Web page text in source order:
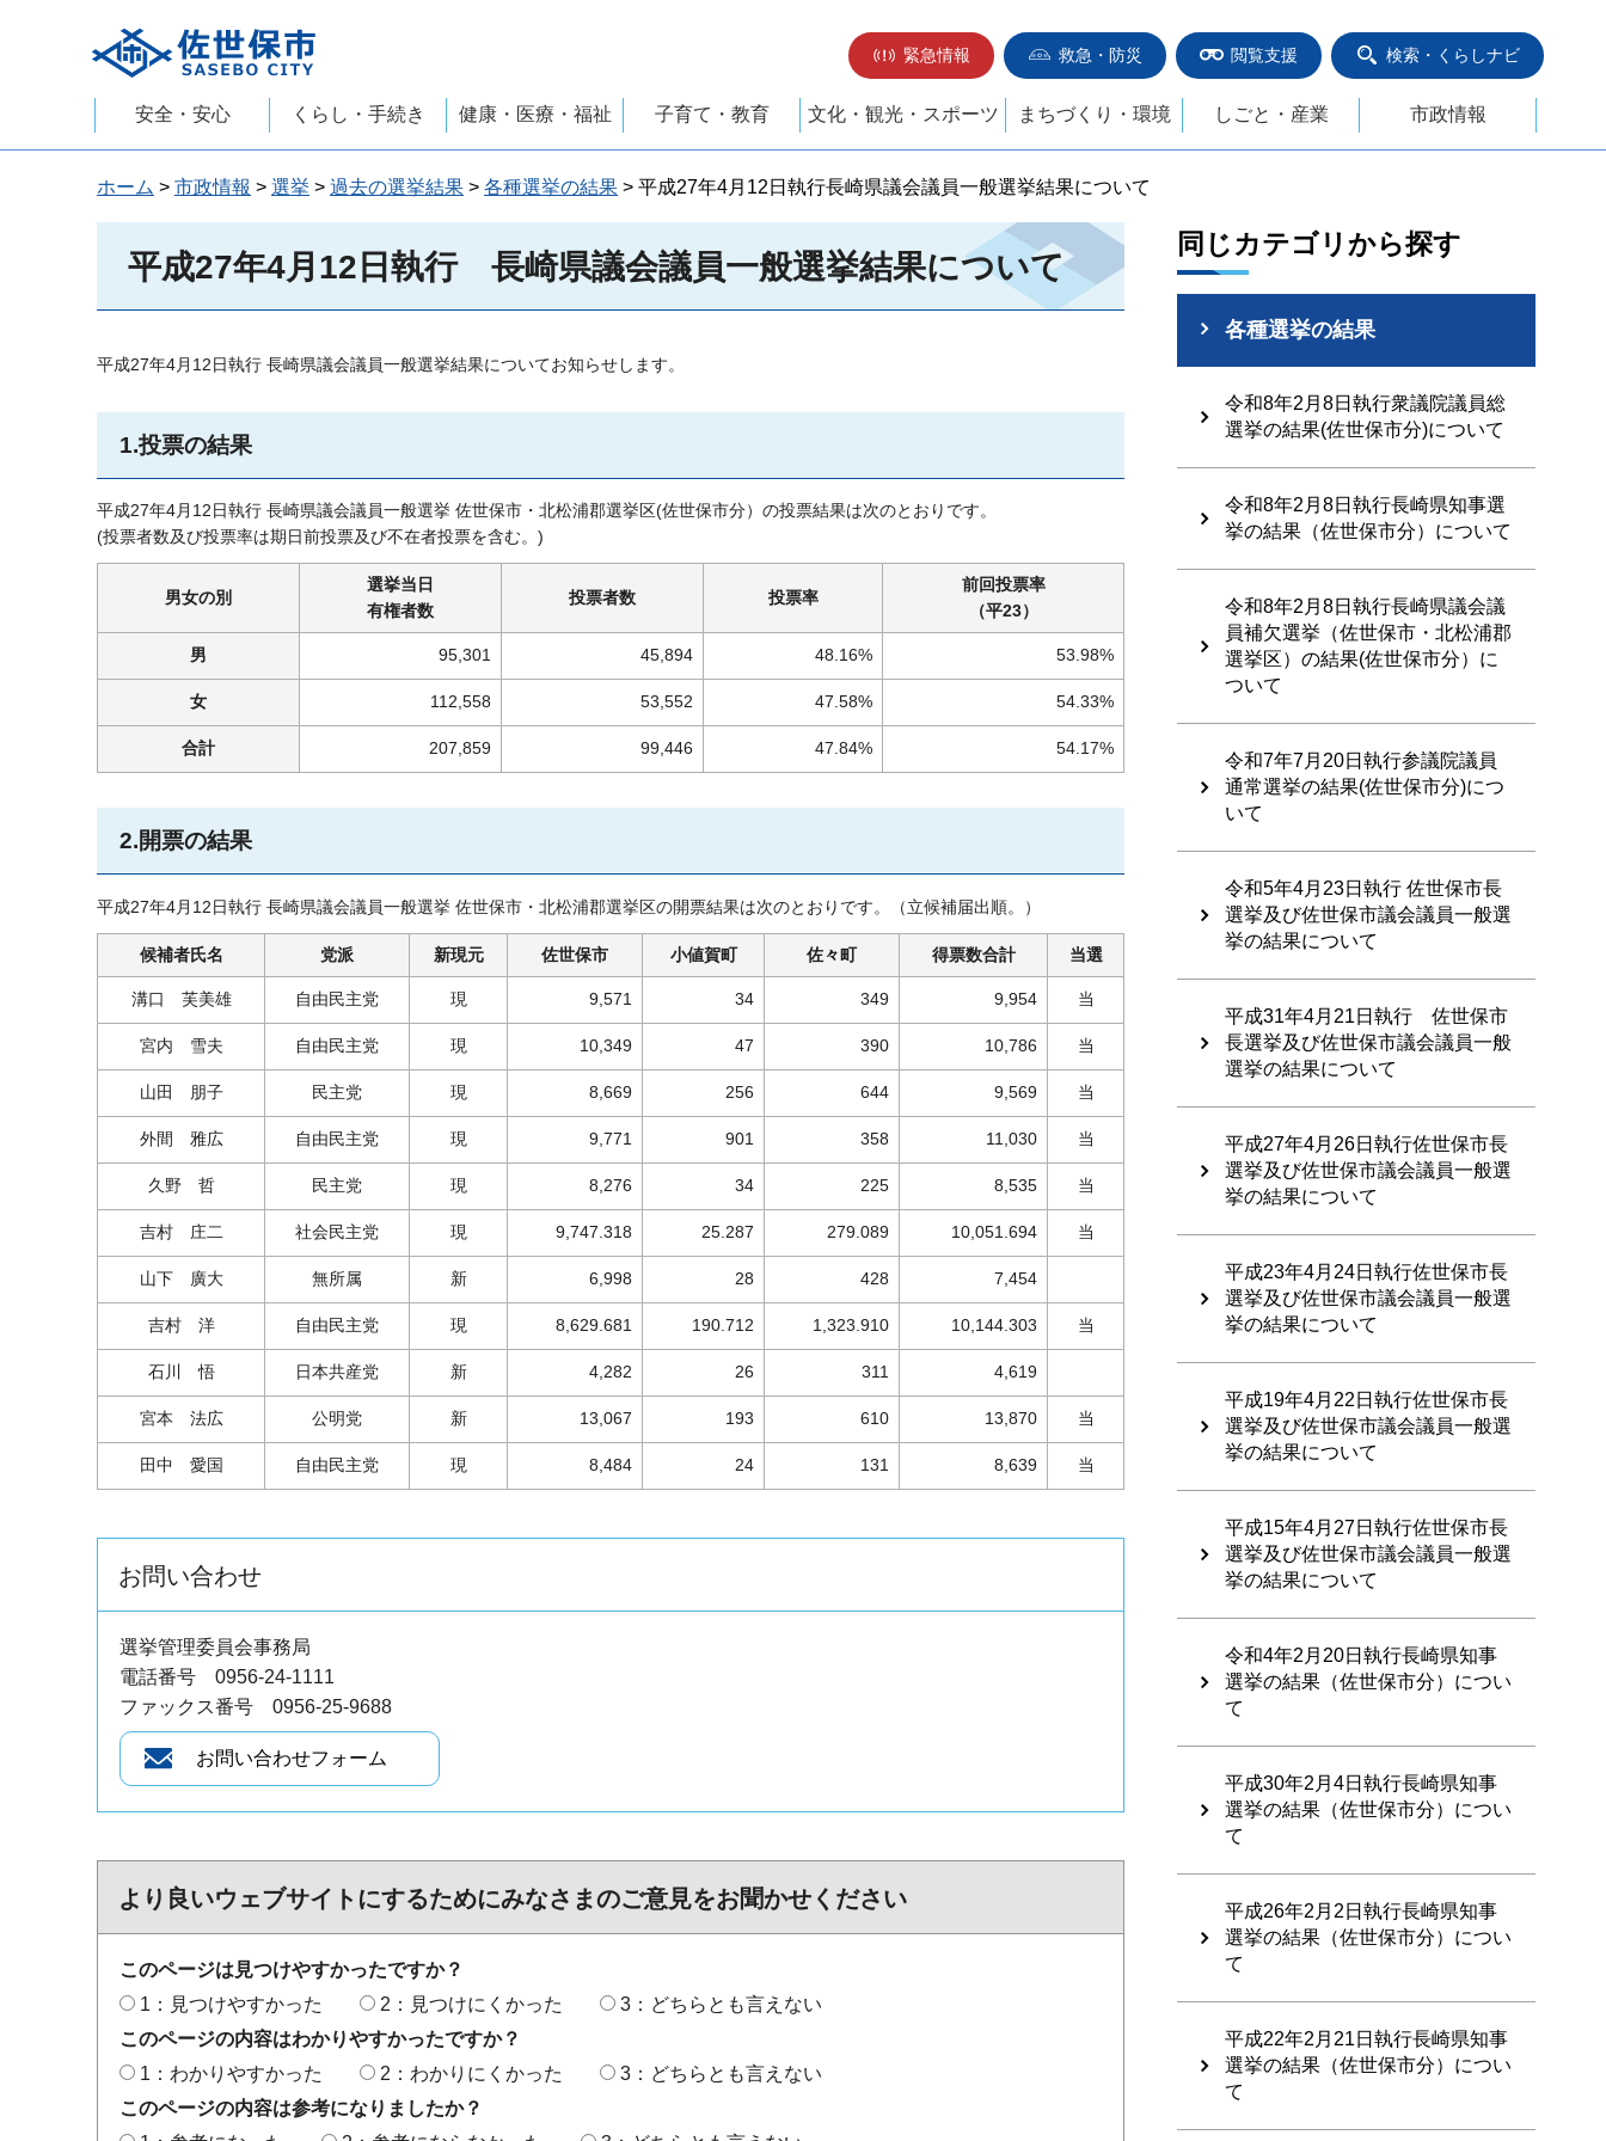
佐世保市
緊急情報
救急・防災 閲覧支援 検索・くらしナビ
安全・安心 くらし・手続き 健康・医療・福祉 子育て・教育 文化・観光・スポーツ まちづくり・環境 しごと・産業 市政情報
ホーム > 市政情報 > 選挙 > 過去の選挙結果 > 各種選挙の結果 > 平成27年4月12日執行長崎県議会議員一般選挙結果について
平成27年4月12日執行 長崎県議会議員一般選挙結果について
平成27年4月12日執行 長崎県議会議員一般選挙結果についてお知らせします。
1.投票の結果
平成27年4月12日執行 長崎県議会議員一般選挙 佐世保市・北松浦郡選挙区(佐世保市分）の投票結果は次のとおりです。
(投票者数及び投票率は期日前投票及び不在者投票を含む。)
男女の別
選挙当日
有権者数
投票者数 投票率
前回投票率
（平23）
男 95,301 45,894 48.16% 53.98%
女 112,558 53,552 47.58% 54.33%
合計 207,859 99,446 47.84% 54.17%
2.開票の結果
平成27年4月12日執行 長崎県議会議員一般選挙 佐世保市・北松浦郡選挙区の開票結果は次のとおりです。（立候補届出順。）
候補者氏名 党派 新現元 佐世保市 小値賀町 佐々町 得票数合計 当選
溝口 芙美雄 自由民主党 現 9,571 34 349 9,954 当
宮内 雪夫 自由民主党 現 10,349 47 390 10,786 当
山田 朋子 民主党 現 8,669 256 644 9,569 当
外間 雅広 自由民主党 現 9,771 901 358 11,030 当
久野 哲 民主党 現 8,276 34 225 8,535 当
吉村 庄二 社会民主党 現 9,747.318 25.287 279.089 10,051.694 当
山下 廣大 無所属 新 6,998 28 428 7,454
吉村 洋 自由民主党 現 8,629.681 190.712 1,323.910 10,144.303 当
石川 悟 日本共産党 新 4,282 26 311 4,619
宮本 法広 公明党 新 13,067 193 610 13,870 当
田中 愛国 自由民主党 現 8,484 24 131 8,639 当
お問い合わせ
選挙管理委員会事務局
電話番号 0956-24-1111
ファックス番号 0956-25-9688
より良いウェブサイトにするためにみなさまのご意見をお聞かせください
このページは見つけやすかったですか？
1：見つけやすかった
2：見つけにくかった
3：どちらとも言えない
このページの内容はわかりやすかったですか？
1：わかりやすかった
2：わかりにくかった
3：どちらとも言えない
このページの内容は参考になりましたか？
同じカテゴリから探す
各種選挙の結果
令和8年2月8日執行衆議院議員総
選挙の結果(佐世保市分)について
令和8年2月8日執行長崎県知事選
挙の結果（佐世保市分）について
令和8年2月8日執行長崎県議会議
員補欠選挙（佐世保市・北松浦郡
選挙区）の結果(佐世保市分）に
ついて
令和7年7月20日執行参議院議員
通常選挙の結果(佐世保市分)につ
いて
令和5年4月23日執行 佐世保市長
選挙及び佐世保市議会議員一般選
挙の結果について
平成31年4月21日執行 佐世保市
長選挙及び佐世保市議会議員一般
選挙の結果について
平成27年4月26日執行佐世保市長
選挙及び佐世保市議会議員一般選
挙の結果について
平成23年4月24日執行佐世保市長
選挙及び佐世保市議会議員一般選
挙の結果について
平成19年4月22日執行佐世保市長
選挙及び佐世保市議会議員一般選
挙の結果について
平成15年4月27日執行佐世保市長
選挙及び佐世保市議会議員一般選
挙の結果について
令和4年2月20日執行長崎県知事
選挙の結果（佐世保市分）につい
て
平成30年2月4日執行長崎県知事
選挙の結果（佐世保市分）につい
て
平成26年2月2日執行長崎県知事
選挙の結果（佐世保市分）につい
て
平成22年2月21日執行長崎県知事
選挙の結果（佐世保市分）につい
て